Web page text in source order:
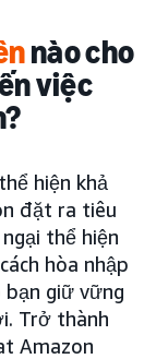
nào cho
việc
hiện khả
đặt ra tiêu
thể hiện
hòa nhập
bạn giữ vững
Trở thành
Amazon